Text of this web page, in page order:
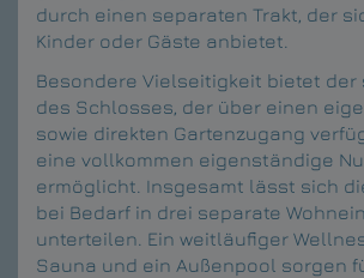
durch einen separaten Trakt, der
Kinder oder Gäste anbietet.
Besondere Vielseitigkeit bietet der
des Schlosses, der über einen
sowie direkten Gartenzugang
eine vollkommen eigenständige
ermöglicht. Insgesamt lässt sich
bei Bedarf in drei separate
unterteilen. Ein weitläufiger
Sauna und ein Außenpool sorgen